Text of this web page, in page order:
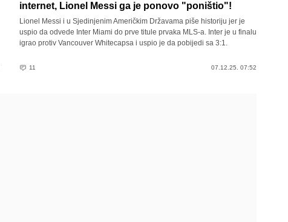
internet, Lionel Messi ga je ponovo "poništio"!
Lionel Messi i u Sjedinjenim Američkim Državama piše historiju jer je
uspio da odvede Inter Miami do prve titule prvaka MLS-a. Inter je u finalu
igrao protiv Vancouver Whitecapsa i uspio je da pobijedi sa 3:1.
11 07.12.25. 07:52